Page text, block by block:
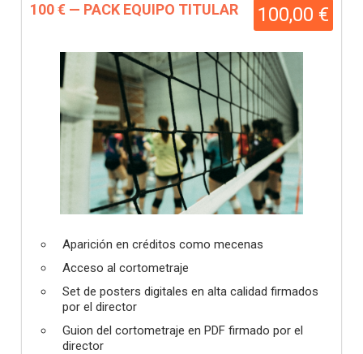
100,00 €
100 € — PACK EQUIPO TITULAR
Aparición en créditos como mecenas
Acceso al cortometraje
Set de posters digitales en alta calidad firmados
por el director
Guion del cortometraje en PDF firmado por el
director